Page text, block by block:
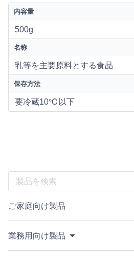
内容量
500g
名称
乳等を主要原料とする食品
保存方法
要冷蔵10℃以下
ご家庭向け製品
業務用向け製品